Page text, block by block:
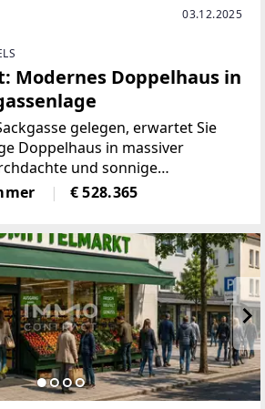
03.12.2025
Modernes Doppelhaus in
gelegen, erwartet Sie
Doppelhaus in massiver
und sonnige
ca. 107m² schafft eine
auf einen
–
€ 528.365